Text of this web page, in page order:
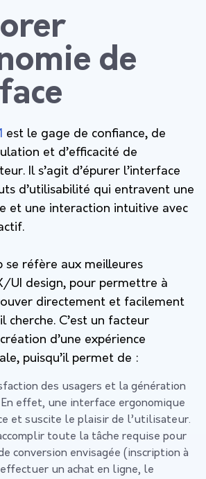
de
est le gage de confiance, de
et d’efficacité de
Il s’agit d’épurer l’interface
d’utilisabilité qui entravent une
et une interaction intuitive avec
se réfère aux meilleures
UI design, pour permettre à
directement et facilement
cherche. C’est un facteur
d’une expérience
puisqu’il permet de :
des usagers et la génération
En effet, une interface ergonomique
et suscite le plaisir de l’utilisateur.
toute la tâche requise pour
conversion envisagée (inscription à
un achat en ligne, le